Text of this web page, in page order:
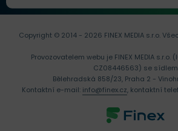
Copyright © 2014 - 2026 FINEX MEDIA s.r.o.
Provozovatelem webu je FINEX MEDIA s.r.o.
CZ08446563) se sídlem
Bělehradská 858/23, Praha 2 -
Kontaktní e-mail: info@finex.cz, kontaktní